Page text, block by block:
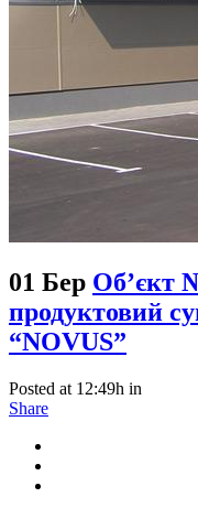
01 Бер Об’єкт
продуктовий
“NOVUS”
Posted at 12:49h in
Share